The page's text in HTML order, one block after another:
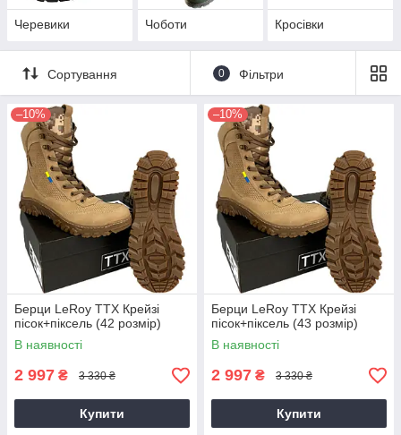
Черевики Чоботи Кросівки
Сортування 0 Фільтри
–10%
Берци LeRoy TTX Крейзі
пісок+піксель (42 розмір)
В наявності
2 997 ₴ 3 330 ₴
Купити
–10%
Берци LeRoy TTX Крейзі
пісок+піксель (43 розмір)
В наявності
2 997 ₴ 3 330 ₴
Купити